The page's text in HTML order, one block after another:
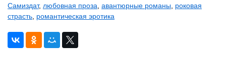
Самиздат, любовная проза, авантюрные романы, роковая
страсть, романтическая эротика